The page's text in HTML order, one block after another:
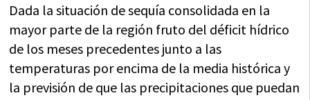
Dada la situación de sequía consolidada en la
mayor parte de la región fruto del déficit hídrico
de los meses precedentes junto a las
temperaturas por encima de la media histórica y
la previsión de que las precipitaciones que puedan